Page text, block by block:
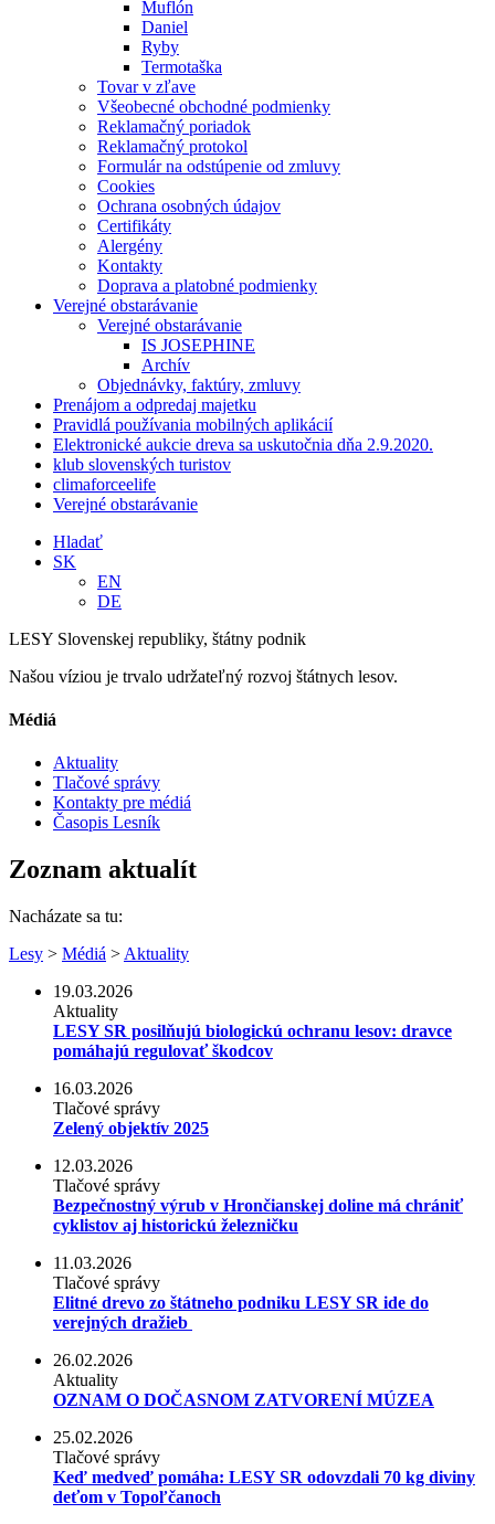
Muflón
Daniel
Ryby
Termotaška
Tovar v zľave
Všeobecné obchodné podmienky
Reklamačný poriadok
Reklamačný protokol
Formulár na odstúpenie od zmluvy
Cookies
Ochrana osobných údajov
Certifikáty
Alergény
Kontakty
Doprava a platobné podmienky
Verejné obstarávanie
Verejné obstarávanie
IS JOSEPHINE
Archív
Objednávky, faktúry, zmluvy
Prenájom a odpredaj majetku
Pravidlá používania mobilných aplikácií
Elektronické aukcie dreva sa uskutočnia dňa 2.9.2020.
klub slovenských turistov
climaforceelife
Verejné obstarávanie
Hladať
SK
EN
DE
LESY Slovenskej republiky, štátny podnik
Našou víziou je trvalo udržateľný rozvoj štátnych lesov.
Médiá
Aktuality
Tlačové správy
Kontakty pre médiá
Časopis Lesník
Zoznam aktualít
Nacházate sa tu:
Lesy > Médiá > Aktuality
19.03.2026
Aktuality
LESY SR posilňujú biologickú ochranu lesov: dravce
pomáhajú regulovať škodcov
16.03.2026
Tlačové správy
Zelený objektív 2025
12.03.2026
Tlačové správy
Bezpečnostný výrub v Hrončianskej doline má chrániť
cyklistov aj historickú železničku
11.03.2026
Tlačové správy
Elitné drevo zo štátneho podniku LESY SR ide do
verejných dražieb
26.02.2026
Aktuality
OZNAM O DOČASNOM ZATVORENÍ MÚZEA
25.02.2026
Tlačové správy
Keď medveď pomáha: LESY SR odovzdali 70 kg diviny
deťom v Topoľčanoch